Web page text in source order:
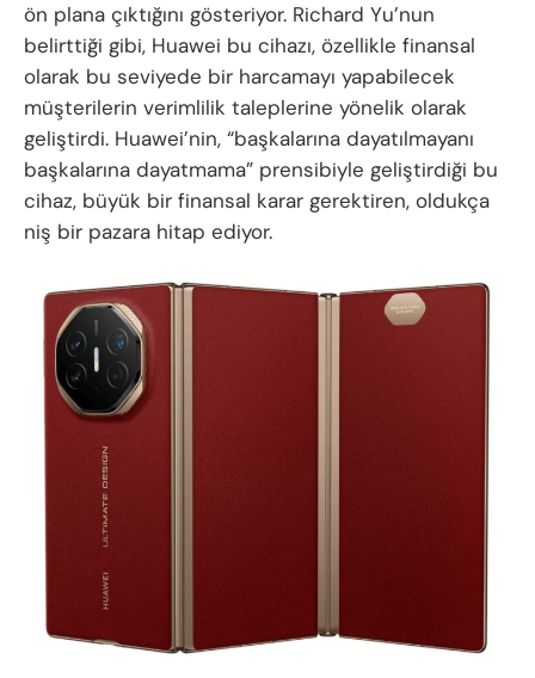
ön plana çıktığını gösteriyor. Richard Yu’nun
belirttiği gibi, Huawei bu cihazı, özellikle finansal
olarak bu seviyede bir harcamayı yapabilecek
müşterilerin verimlilik taleplerine yönelik olarak
geliştirdi. Huawei’nin, “başkalarına dayatılmayanı
başkalarına dayatmama” prensibiyle geliştirdiği bu
cihaz, büyük bir finansal karar gerektiren, oldukça
niş bir pazara hitap ediyor.